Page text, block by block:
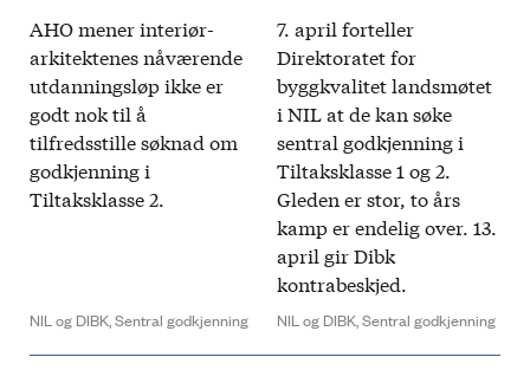
AHO mener interiør­
arkitektenes nåværende
utdanningsløp ikke er
godt nok til å
tilfredsstille søknad om
godkjenning i
Tiltaksklasse 2.
NIL og DIBK,Sentral godkjenning
7. april forteller
Direktoratet for
byggkvalitet landsmøtet
i NIL at de kan søke
sentral godkjenning i
Tiltaksklasse 1 og 2.
Gleden er stor, to års
kamp er endelig over. 13.
april gir Dibk
kontrabeskjed.
NIL og DIBK,Sentral godkjenning